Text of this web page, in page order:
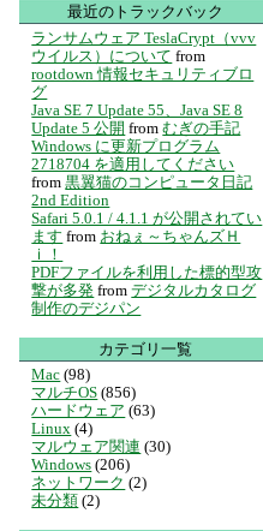
最近のトラックバック
ランサムウェア TeslaCrypt（vvv
ウイルス）について from
rootdown 情報セキュリティブロ
グ
Java SE 7 Update 55、Java SE 8
Update 5 公開 from むぎの手記
Windows に更新プログラム
2718704 を適用してください
from 黒翼猫のコンピュータ日記
2nd Edition
Safari 5.0.1 / 4.1.1 が公開されてい
ます from おねぇ～ちゃんズＨ
ｉ！
PDFファイルを利用した標的型攻
撃が多発 from デジタルカタログ
制作のデジパン
カテゴリ一覧
Mac (98)
マルチOS (856)
ハードウェア (63)
Linux (4)
マルウェア関連 (30)
Windows (206)
ネットワーク (2)
未分類 (2)